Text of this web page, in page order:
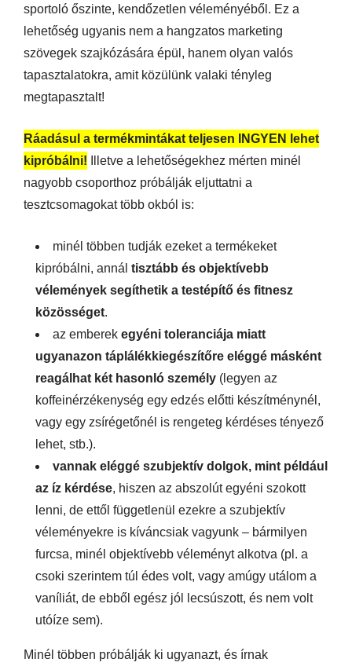
sportoló őszinte, kendőzetlen véleményéből. Ez a
lehetőség ugyanis nem a hangzatos marketing
szövegek szajkózására épül, hanem olyan valós
tapasztalatokra, amit közülünk valaki tényleg
megtapasztalt!
Ráadásul a termékmintákat teljesen INGYEN lehet
kipróbálni! Illetve a lehetőségekhez mérten minél
nagyobb csoporthoz próbálják eljuttatni a
tesztcsomagokat több okból is:
minél többen tudják ezeket a termékeket
kipróbálni, annál tisztább és objektívebb
vélemények segíthetik a testépítő és fitnesz
közösséget.
az emberek egyéni toleranciája miatt
ugyanazon táplálékkiegészítőre eléggé másként
reagálhat két hasonló személy (legyen az
koffeinérzékenység egy edzés előtti készítménynél,
vagy egy zsírégetőnél is rengeteg kérdéses tényező
lehet, stb.).
vannak eléggé szubjektív dolgok, mint például
az íz kérdése, hiszen az abszolút egyéni szokott
lenni, de ettől függetlenül ezekre a szubjektív
véleményekre is kíváncsiak vagyunk – bármilyen
furcsa, minél objektívebb véleményt alkotva (pl. a
csoki szerintem túl édes volt, vagy amúgy utálom a
vaníliát, de ebből egész jól lecsúszott, és nem volt
utóíze sem).
Minél többen próbálják ki ugyanazt, és írnak